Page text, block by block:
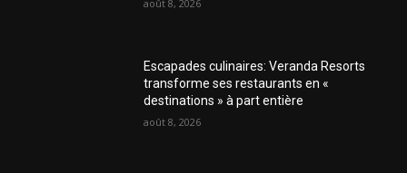
août 8, 2026
Escapades culinaires: Veranda Resorts
transforme ses restaurants en «
destinations » à part entière
août 8, 2026